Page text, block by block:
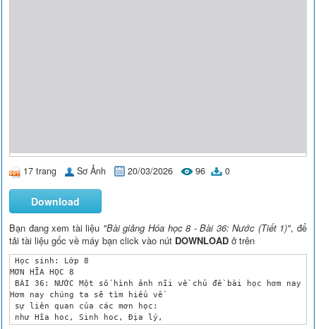
17 trang Sơ Ảnh 20/03/2026 96 0
Download
Bạn đang xem tài liệu "Bài giảng Hóa học 8 - Bài 36: Nước (Tiết 1)", để
tải tài liệu gốc về máy bạn click vào nút DOWNLOAD ở trên
Học sinh: Lớp 8
MƠN HĨA HỌC 8
BÀI 36: NƯỚC Một số hình ảnh nĩi về chủ đề bài học hơm nay
Hơm nay chúng ta sẽ tìm hiểu về
sự liên quan của các mơn học:
như Hĩa hoc, Sinh hoc, Địa lý,